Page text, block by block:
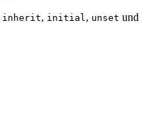
inherit, initial , unset und